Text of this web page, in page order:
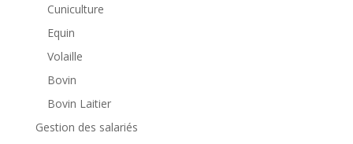
Cuniculture
Equin
Volaille
Bovin
Bovin Laitier
Gestion des salariés